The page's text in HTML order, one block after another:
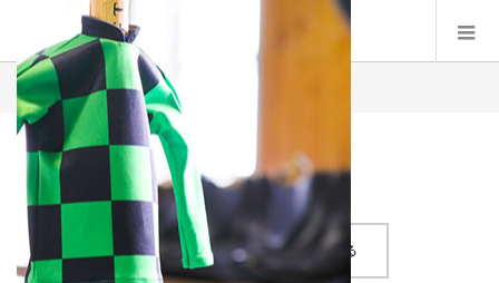
Product top-header_img12
top-header_img12
記事のタイトルとURLをコピーする